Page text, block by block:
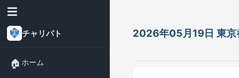
☰
チャリパト
🏠 ホーム
2026年05月19日 東京